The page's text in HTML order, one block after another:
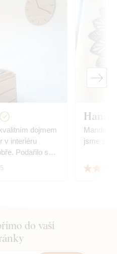
dojmem
v interiéru
Podařilo se
podlahy.
Hana
Mandala
jsme
do vaší